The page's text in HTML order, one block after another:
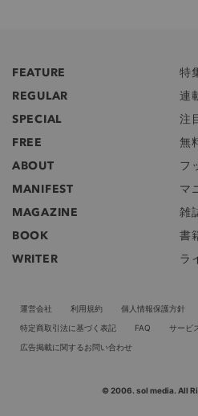
FEATURE
特
REGULAR
連
SPECIAL
注
FREE
無
ABOUT
フ
MANIFEST
マ
MAGAZINE
雑
BOOK
書
WRITER
ラ
運営会社 利用規約 個人情報保護方針
特定商取引法に基づく表記
FAQ
サービ
広告掲載に関するお問い合わせ
© 2006. sol media. All